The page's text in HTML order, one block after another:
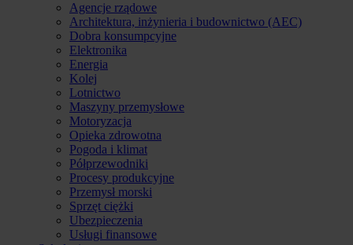
Agencje rządowe
Architektura, inżynieria i budownictwo (AEC)
Dobra konsumpcyjne
Elektronika
Energia
Kolej
Lotnictwo
Maszyny przemysłowe
Motoryzacja
Opieka zdrowotna
Pogoda i klimat
Półprzewodniki
Procesy produkcyjne
Przemysł morski
Sprzęt ciężki
Ubezpieczenia
Usługi finansowe